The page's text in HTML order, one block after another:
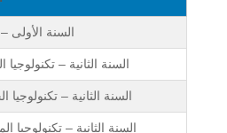
السنة الأولى –
السنة الثانية –
السنة الثانية – تكنولوجيا
السنة الثانية – تكنولوجيا